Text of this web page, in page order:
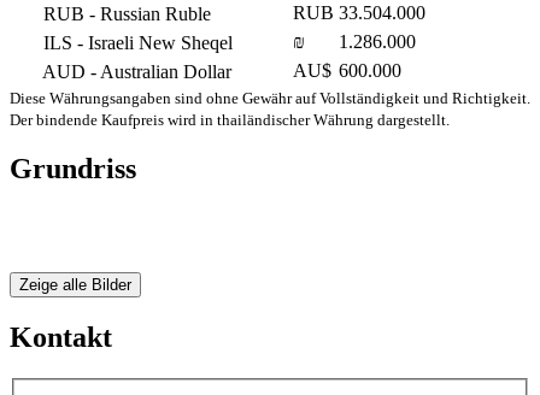
RUB - Russian Ruble RUB 33.504.000
ILS - Israeli New Sheqel ₪
1.286.000
AUD - Australian Dollar AU$ 600.000
Diese Währungsangaben sind ohne Gewähr auf Vollständigkeit und Richtigkeit.
Der bindende Kaufpreis wird in thailändischer Währung dargestellt.
Grundriss
Zeige alle Bilder
Kontakt